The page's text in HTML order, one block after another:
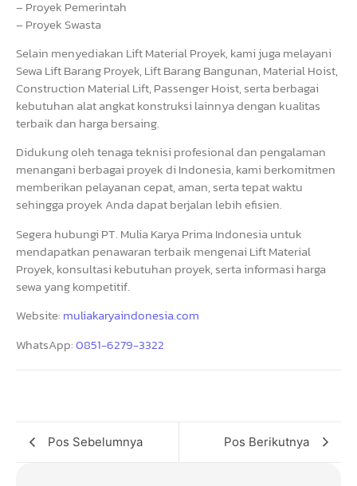
– Proyek Pemerintah
– Proyek Swasta
Selain menyediakan Lift Material Proyek, kami juga melayani
Sewa Lift Barang Proyek, Lift Barang Bangunan, Material Hoist,
Construction Material Lift, Passenger Hoist, serta berbagai
kebutuhan alat angkat konstruksi lainnya dengan kualitas
terbaik dan harga bersaing.
Didukung oleh tenaga teknisi profesional dan pengalaman
menangani berbagai proyek di Indonesia, kami berkomitmen
memberikan pelayanan cepat, aman, serta tepat waktu
sehingga proyek Anda dapat berjalan lebih efisien.
Segera hubungi PT. Mulia Karya Prima Indonesia untuk
mendapatkan penawaran terbaik mengenai Lift Material
Proyek, konsultasi kebutuhan proyek, serta informasi harga
sewa yang kompetitif.
Website: muliakaryaindonesia.com
WhatsApp:0851-6279-3322
Pos Sebelumnya Pos Berikutnya